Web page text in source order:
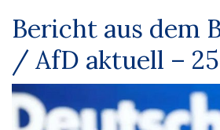
Bericht aus dem
/ AfD aktuell –